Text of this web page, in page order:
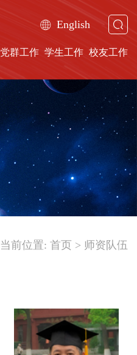
English
党群工作 学生工作 校友工作
当前位置: 首页 > 师资队伍